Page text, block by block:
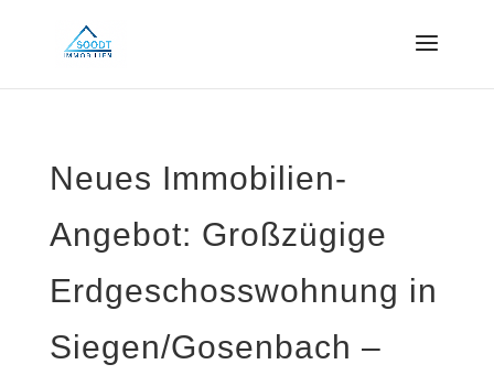
Neues Immobilien-
Angebot: Großzügige
Erdgeschosswohnung in
Siegen/Gosenbach –